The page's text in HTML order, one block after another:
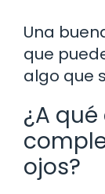
Una
que
algo que
¿A
ojos?